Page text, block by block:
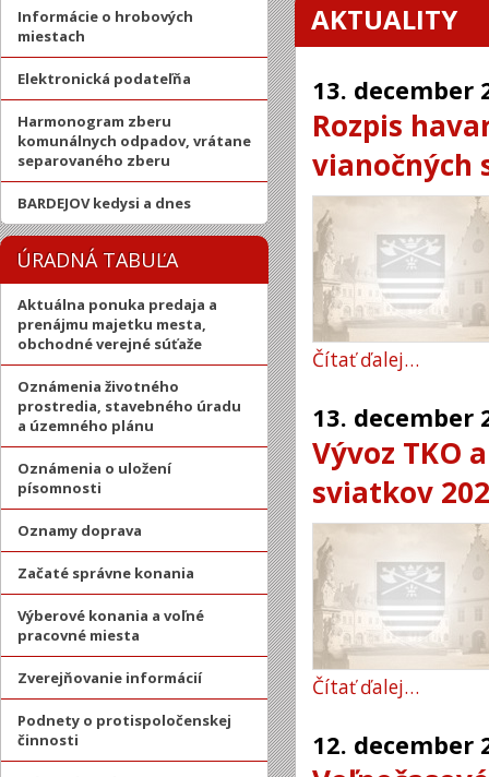
Informácie o hrobových
miestach
Elektronická podateľňa
Harmonogram zberu
komunálnych odpadov, vrátane
separovaného zberu
BARDEJOV kedysi a dnes
ÚRADNÁ TABUĽA
Aktuálna ponuka predaja a
prenájmu majetku mesta,
obchodné verejné súťaže
Oznámenia životného
prostredia, stavebného úradu
a územného plánu
Oznámenia o uložení
písomnosti
Oznamy doprava
Začaté správne konania
Výberové konania a voľné
pracovné miesta
Zverejňovanie informácií
Podnety o protispoločenskej
činnosti
AKTUALITY
13. december
Rozpis
vianočných
Čítať ďalej…
13. december
Vývoz TKO
sviatkov
Čítať ďalej…
12. december